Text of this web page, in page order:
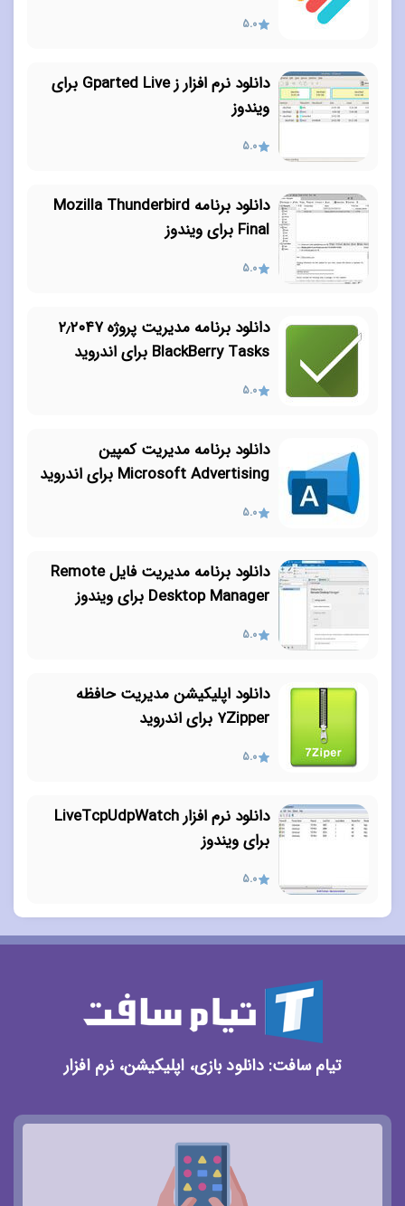
5.0
دانلود نرم افزار ز Gparted Live برای
ویندوز
5.0
دانلود برنامه Mozilla Thunderbird
Final برای ویندوز
5.0
دانلود برنامه مدیریت پروژه ۲٫۲۰۴۷
BlackBerry Tasks برای اندروید
5.0
دانلود برنامه مدیریت کمپین
Microsoft Advertising برای اندروید
5.0
دانلود برنامه مدیریت فایل Remote
Desktop Manager برای ویندوز
5.0
دانلود اپلیکیشن مدیریت حافظه
۷Zipper برای اندروید
5.0
دانلود نرم افزار LiveTcpUdpWatch
برای ویندوز
5.0
تیام سافت: دانلود بازی، اپلیکیشن، نرم افزار